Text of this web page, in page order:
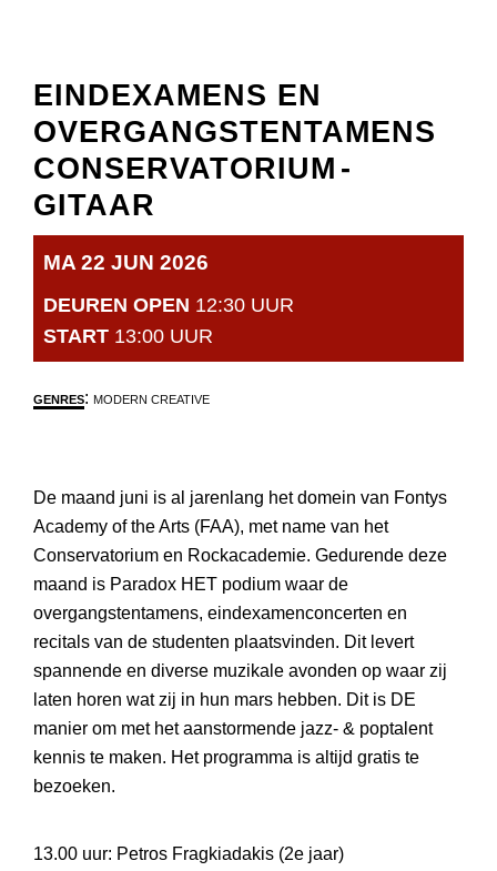
EINDEXAMENS EN
OVERGANGSTENTAMENS
CONSERVATORIUM -
GITAAR
MA 22 JUN 2026
DEUREN OPEN 12:30 UUR
START 13:00 UUR
GENRES: MODERN CREATIVE
De maand juni is al jarenlang het domein van Fontys
Academy of the Arts (FAA), met name van het
Conservatorium en Rockacademie. Gedurende deze
maand is Paradox HET podium waar de
overgangstentamens, eindexamenconcerten en
recitals van de studenten plaatsvinden. Dit levert
spannende en diverse muzikale avonden op waar zij
laten horen wat zij in hun mars hebben. Dit is DE
manier om met het aanstormende jazz- & poptalent
kennis te maken. Het programma is altijd gratis te
bezoeken.
13.00 uur: Petros Fragkiadakis (2e jaar)